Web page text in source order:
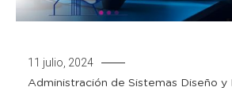
11 julio, 2024
Administración de Sistemas Diseño y